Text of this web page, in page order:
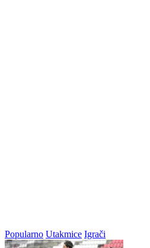
Popularno Utakmice Igrači